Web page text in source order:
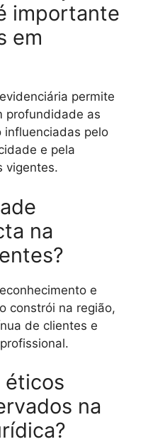
importante
em
permite
profundidade as
influenciadas pelo
e pela
vigentes.
na
e
constrói na região,
de clientes e
éticos
na